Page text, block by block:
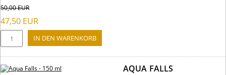
50,00EUR
47,50 EUR
AQUA FALLS